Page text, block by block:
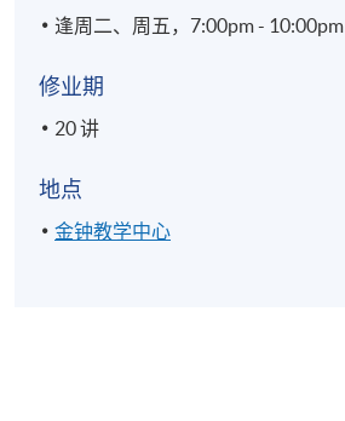
逢周二、周五，7:00pm - 10:00pm
修业期
20 讲
地点
金钟教学中心